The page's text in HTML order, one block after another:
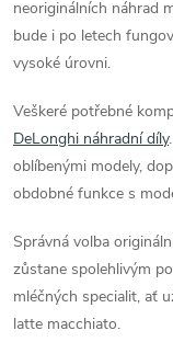
k
y
v
ý
p
i
s
u
neoriginálních náhrad
bude i po letech
vysoké úrovni.
Veškeré potřebné
DeLonghi náhradní díly
oblíbenými modely,
obdobné funkce s
Správná volba
zůstane spolehlivým
mléčných specialit, ať
latte macchiato.